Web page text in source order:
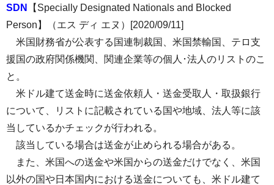
SDN
【Specially Designated Nationals and Blocked
Person】（エス ディ エヌ）[2020/09/11]
米国財務省が公表する国連制裁国、米国禁輸国、テロ支
援国の政府関係機関、関連企業等の個人･法人のリストのこ
と。
米ドル建て送金時に送金依頼人・送金受取人・取扱銀行
について、リストに記載されている国や地域、法人等に該
当しているかチェックが行われる。
該当している場合は送金が止められる場合がある。
また、米国への送金や米国からの送金だけでなく、米国
以外の国や日本国内における送金についても、米ドル建て